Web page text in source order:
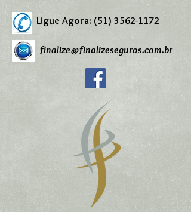
Ligue Agora: (51) 3562-1172
finalize@finalizeseguros.com.br